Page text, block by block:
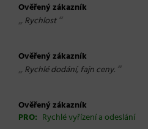
Ověřený zákazník
„ Rychlost“
Ověřený zákazník
„ Rychlé dodání, fajn ceny. “
Ověřený zákazník
PRO: Rychlé vyřízení a odeslání